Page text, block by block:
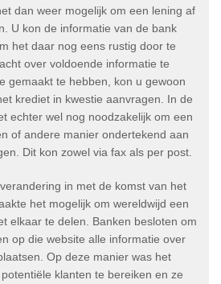
dan weer mogelijk om een lening af
U kon de informatie van de bank
het daar nog eens rustig door te
over voldoende informatie te
gemaakt te hebben, kon u gewoon
krediet in kwestie aanvragen. In de
echter wel nog noodzakelijk om een
of andere manier ondertekend aan
Dit kon zowel via fax als per post.
in met de komst van het
het mogelijk om wereldwijd een
elkaar te delen. Banken besloten om
op die website alle informatie over
Op deze manier was het
klanten te bereiken en ze